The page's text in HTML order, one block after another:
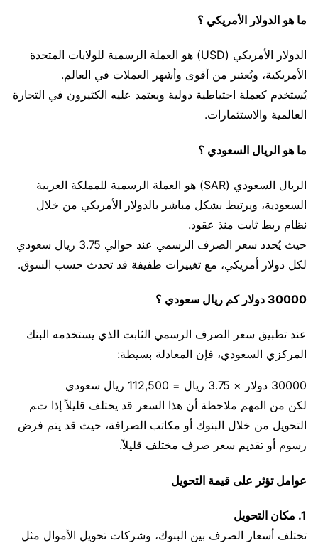
ما هو الدولار الأمريكي ؟
الدولار الأمريكي (USD) هو العملة الرسمية للولايات المتحدة
الأمريكية، ويُعتبر من أقوى وأشهر العملات في العالم.
يُستخدم كعملة احتياطية دولية ويعتمد عليه الكثيرون في التجارة
العالمية والاستثمارات.
ما هو الريال السعودي ؟
الريال السعودي (SAR) هو العملة الرسمية للمملكة العربية
السعودية، ويرتبط بشكل مباشر بالدولار الأمريكي من خلال
نظام ربط ثابت منذ عقود.
حيث يُحدد سعر الصرف الرسمي عند حوالي 3.75 ريال سعودي
لكل دولار أمريكي، مع تغييرات طفيفة قد تحدث حسب السوق.
30000 دولار كم ريال سعودي ؟
عند تطبيق سعر الصرف الرسمي الثابت الذي يستخدمه البنك
المركزي السعودي، فإن المعادلة بسيطة:
30000 دولار × 3.75 ريال = 112,500 ريال سعودي
لكن من المهم ملاحظة أن هذا السعر قد يختلف قليلاً إذا تم
التحويل من خلال البنوك أو مكاتب الصرافة، حيث قد يتم فرض
رسوم أو تقديم سعر صرف مختلف قليلاً.
عوامل تؤثر على قيمة التحويل
1. مكان التحويل
تختلف أسعار الصرف بين البنوك، وشركات تحويل الأموال مثل